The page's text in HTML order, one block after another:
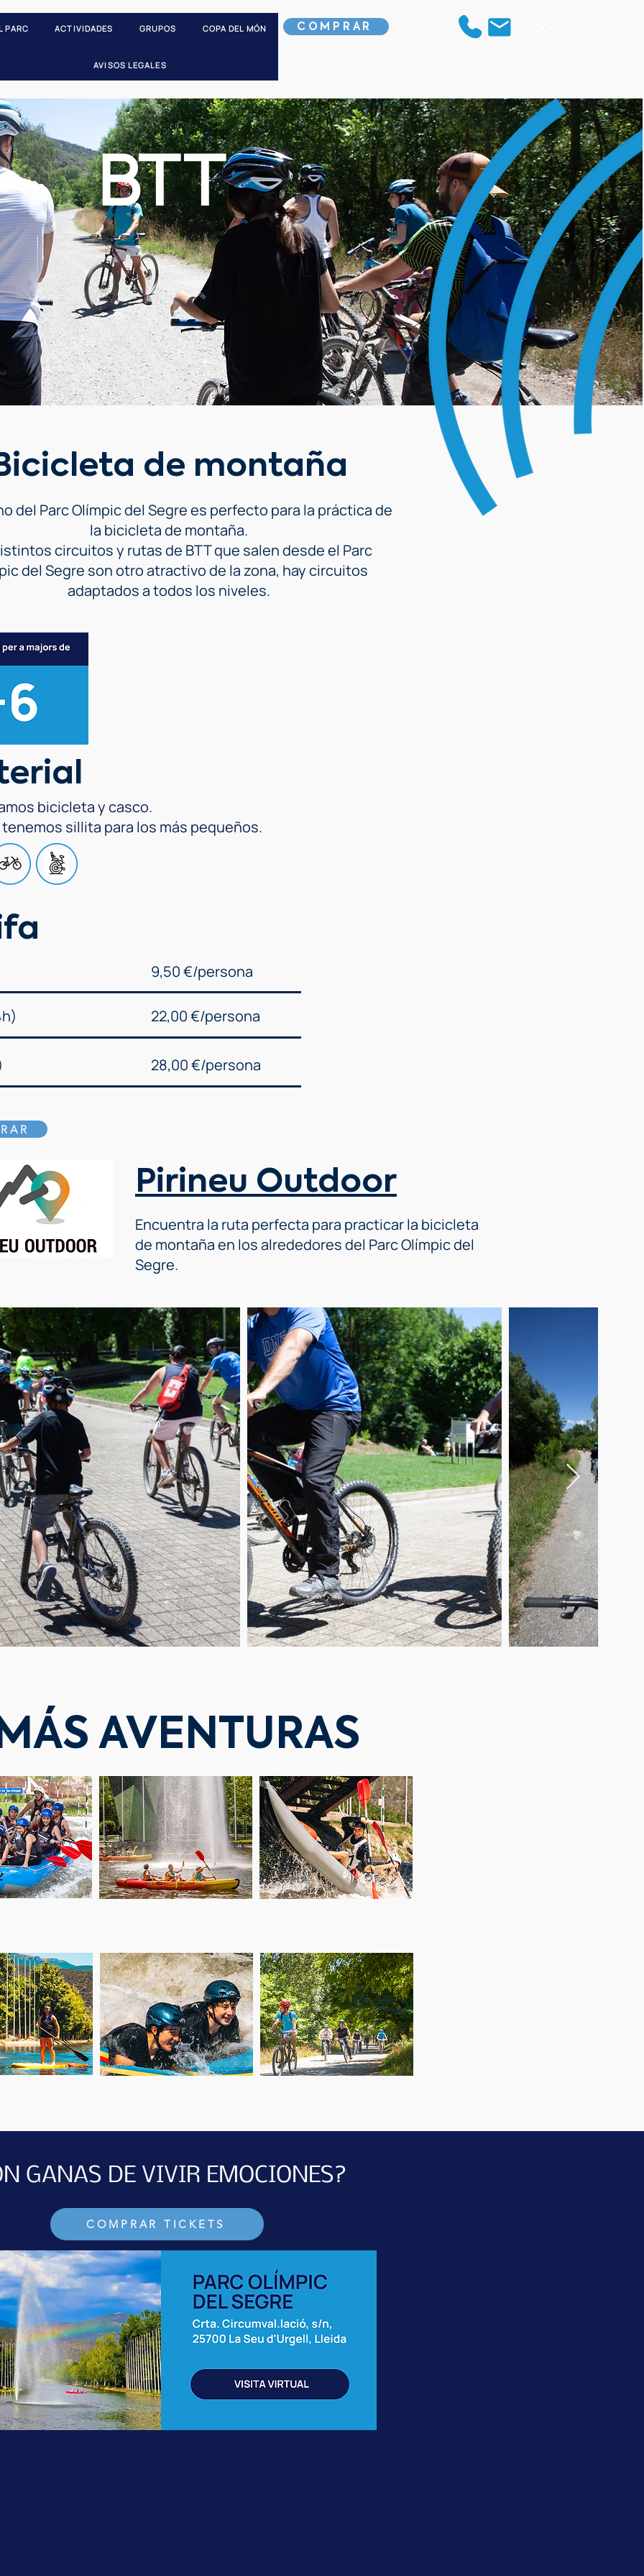
PARC ACTIVIDADES GRUPOS COPA DEL MÓN
AVISOS LEGALES
COMPRAR
BTT
de montaña
del Parc Olímpic del Segre es perfecto para la práctica de
la bicicleta de montaña.
circuitos y rutas de BTT que salen desde el Parc
del Segre son otro atractivo de la zona, hay circuitos
adaptados a todos los niveles.
bicicleta y casco.
sillita para los más pequeños.
9,50 €/persona
22,00 €/persona
28,00 €/persona
Pirineu Outdoor
Encuentra la ruta perfecta para practicar la bicicleta
de montaña en los alrededores del Parc Olímpic del
Segre.
AVENTURAS
GANAS DE VIVIR EMOCIONES?
COMPRAR TICKETS